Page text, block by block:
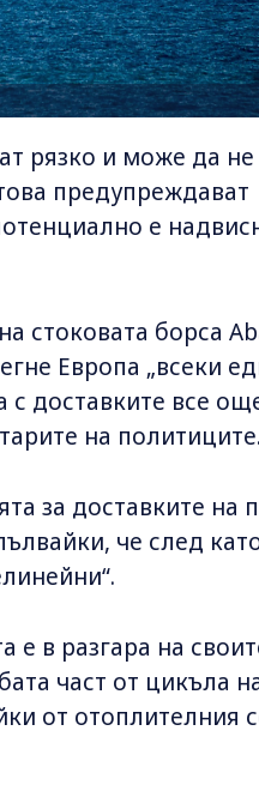
рязко и може да не
предупреждават
е
стоковата борса
Европа „всеки
доставките все
на политиците.
за доставките на
че след
е в разгара на
част от цикъла
от отоплителния